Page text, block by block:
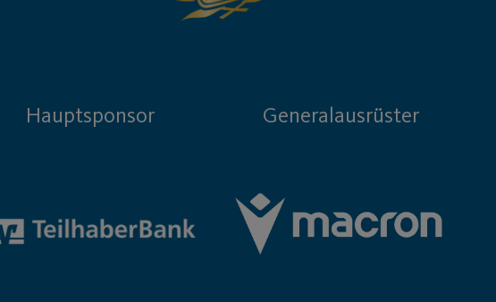
Hauptsponsor Generalausrüster